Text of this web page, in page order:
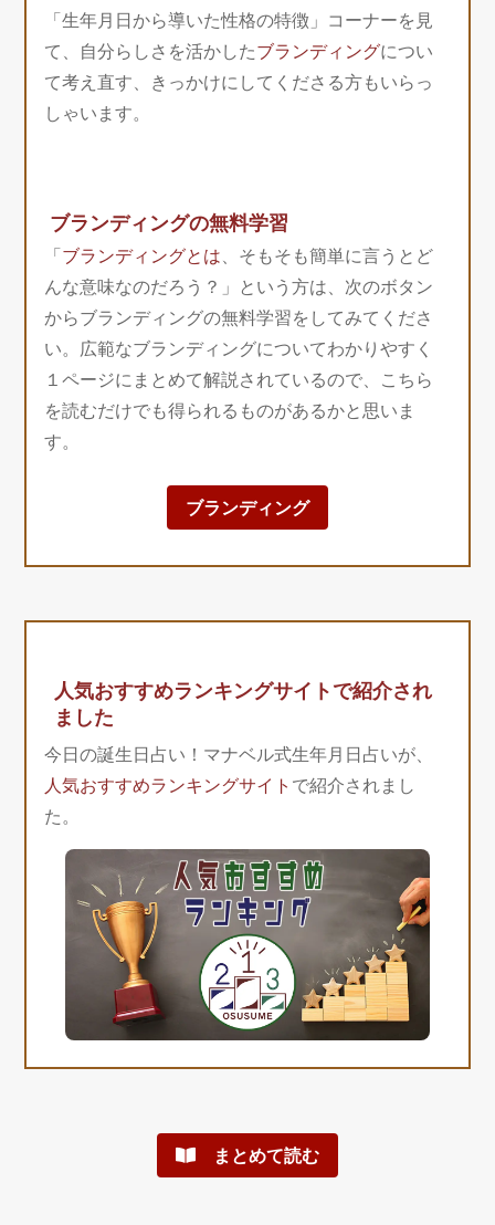
「生年月日から導いた性格の特徴」コーナーを見
て、自分らしさを活かしたブランディングについ
て考え直す、きっかけにしてくださる方もいらっ
しゃいます。
ブランディングの無料学習
「ブランディングとは、そもそも簡単に言うとど
んな意味なのだろう？」という方は、次のボタン
からブランディングの無料学習をしてみてくださ
い。広範なブランディングについてわかりやすく
１ページにまとめて解説されているので、こちら
を読むだけでも得られるものがあるかと思いま
す。
ブランディング
人気おすすめランキングサイトで紹介され
ました
今日の誕生日占い！マナベル式生年月日占いが、
人気おすすめランキングサイト で紹介されまし
た。
まとめて読む